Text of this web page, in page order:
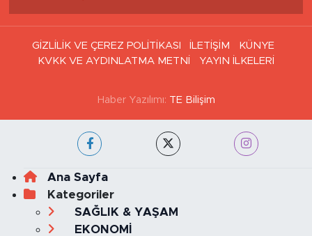
GİZLİLİK VE ÇEREZ POLİTİKASI İLETİŞİM
KÜNYE
KVKK VE AYDINLATMA METNİ
YAYIN İLKELERİ
Haber Yazılımı: TE Bilişim
Ana Sayfa
Kategoriler
SAĞLIK & YAŞAM
EKONOMİ